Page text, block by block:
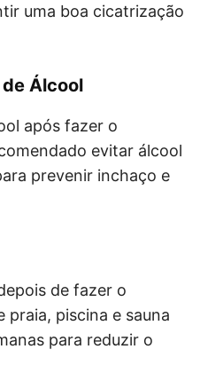
uma boa cicatrização
Álcool
após fazer o
evitar álcool
prevenir inchaço e
de fazer o
praia, piscina e sauna
para reduzir o